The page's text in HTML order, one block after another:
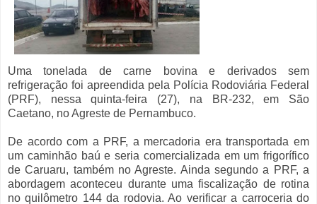
Uma tonelada de carne bovina e derivados sem
refrigeração foi apreendida pela Polícia Rodoviária Federal
(PRF), nessa quinta-feira (27), na BR-232, em São
Caetano, no Agreste de Pernambuco.
De acordo com a PRF, a mercadoria era transportada em
um caminhão baú e seria comercializada em um frigorífico
de Caruaru, também no Agreste. Ainda segundo a PRF, a
abordagem aconteceu durante uma fiscalização de rotina
no quilômetro 144 da rodovia. Ao verificar a carroceria do